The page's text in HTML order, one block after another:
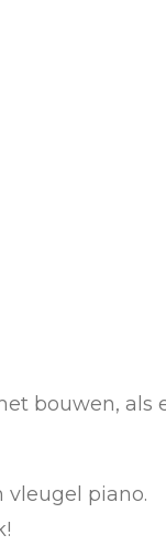
bouwen, als
vleugel piano.